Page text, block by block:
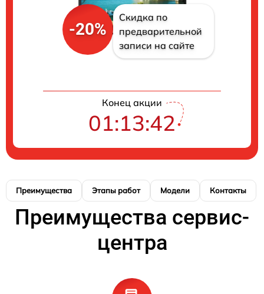
-20%
Скидка по
предварительной
записи на сайте
Конец акции
01:13:41
Преимущества Этапы работ Модели Контакты
Преимущества сервис-
центра